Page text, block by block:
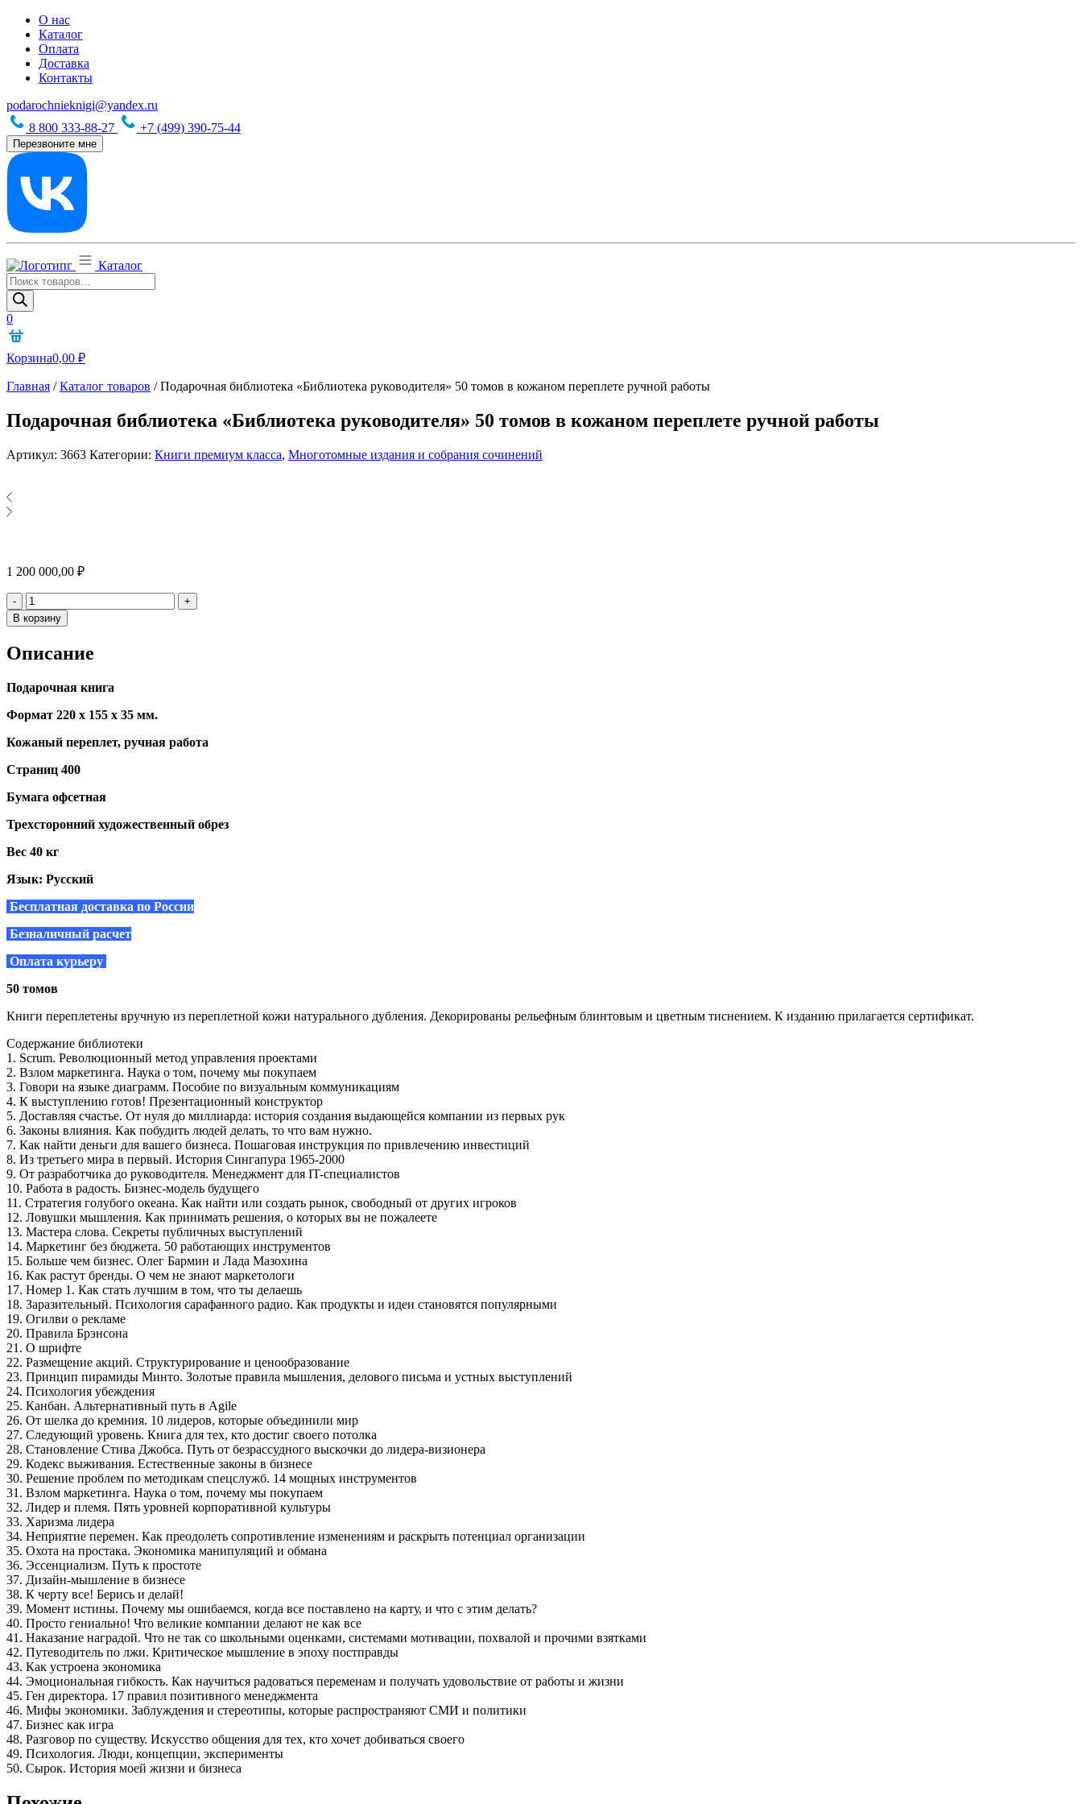
О нас
Каталог
Оплата
Доставка
Контакты
podarochnieknigi@yandex.ru
8 800 333-88-27
+7 (499) 390-75-44
Перезвоните мне
Каталог
Поиск
товаров
0
Корзина0,00 ₽
Главная /Каталог товаров /Подарочная библиотека «Библиотека руководителя» 50 томов в кожаном переплете ручной работы
Подарочная библиотека «Библиотека руководителя» 50 томов в кожаном переплете ручной работы
Артикул: 3663 Категории: Книги премиум класса, Многотомные издания и собрания сочинений
1 200 000,00 ₽
- Количество
+
В корзину
Описание
Подарочная книга
Формат 220 х 155 х 35 мм.
Кожаный переплет, ручная работа
Страниц 400
Бумага офсетная
Трехсторонний художественный обрез
Вес 40 кг
Язык: Русский
Бесплатная доставка по России
Безналичный расчет
Оплата курьеру
50 томов
Книги переплетены вручную из переплетной кожи натурального дубления. Декорированы рельефным блинтовым и цветным тиснением. К изданию прилагается сертификат.
Содержание библиотеки
1. Scrum. Революционный метод управления проектами
2. Взлом маркетинга. Наука о том, почему мы покупаем
3. Говори на языке диаграмм. Пособие по визуальным коммуникациям
4. К выступлению готов! Презентационный конструктор
5. Доставляя счастье. От нуля до миллиарда: история создания выдающейся компании из первых рук
6. Законы влияния. Как побудить людей делать, то что вам нужно.
7. Как найти деньги для вашего бизнеса. Пошаговая инструкция по привлечению инвестиций
8. Из третьего мира в первый. История Сингапура 1965-2000
9. От разработчика до руководителя. Менеджмент для IT-специалистов
10. Работа в радость. Бизнес-модель будущего
11. Стратегия голубого океана. Как найти или создать рынок, свободный от других игроков
12. Ловушки мышления. Как принимать решения, о которых вы не пожалеете
13. Мастера слова. Секреты публичных выступлений
14. Маркетинг без бюджета. 50 работающих инструментов
15. Больше чем бизнеc. Олег Бармин и Лада Мазохина
16. Как растут бренды. О чем не знают маркетологи
17. Номер 1. Как стать лучшим в том, что ты делаешь
18. Заразительный. Психология сарафанного радио. Как продукты и идеи становятся популярными
19. Огилви о рекламе
20. Правила Брэнсона
21. О шрифте
22. Размещение акций. Структурирование и ценообразование
23. Принцип пирамиды Минто. Золотые правила мышления, делового письма и устных выступлений
24. Психология убеждения
25. Канбан. Альтернативный путь в Agile
26. От шелка до кремния. 10 лидеров, которые объединили мир
27. Следующий уровень. Книга для тех, кто достиг своего потолка
28. Становление Стива Джобса. Путь от безрассудного выскочки до лидера-визионера
29. Кодекс выживания. Естественные законы в бизнесе
30. Решение проблем по методикам спецслужб. 14 мощных инструментов
31. Взлом маркетинга. Наука о том, почему мы покупаем
32. Лидер и племя. Пять уровней корпоративной культуры
33. Харизма лидера
34. Неприятие перемен. Как преодолеть сопротивление изменениям и раскрыть потенциал организации
35. Охота на простака. Экономика манипуляций и обмана
36. Эссенциализм. Путь к простоте
37. Дизайн-мышление в бизнесе
38. К черту все! Берись и делай!
39. Момент истины. Почему мы ошибаемся, когда все поставлено на карту, и что с этим делать?
40. Просто гениально! Что великие компании делают не как все
41. Наказание наградой. Что не так со школьными оценками, системами мотивации, похвалой и прочими взятками
42. Путеводитель по лжи. Критическое мышление в эпоху постправды
43. Как устроена экономика
44. Эмоциональная гибкость. Как научиться радоваться переменам и получать удовольствие от работы и жизни
45. Ген директора. 17 правил позитивного менеджмента
46. Мифы экономики. Заблуждения и стереотипы, которые распространяют СМИ и политики
47. Бизнес как игра
48. Разговор по существу. Искусство общения для тех, кто хочет добиваться своего
49. Психология. Люди, концепции, эксперименты
50. Сырок. История моей жизни и бизнеса